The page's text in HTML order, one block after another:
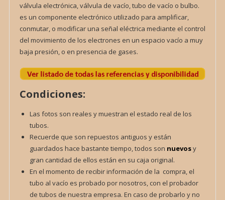
válvula electrónica, válvula de vacío, tubo de vacío o bulbo.
es un componente electrónico utilizado para amplificar,
conmutar, o modificar una señal eléctrica mediante el control
del movimiento de los electrones en un espacio vacío a muy
baja presión, o en presencia de gases.
Condiciones:
Las fotos son reales y muestran el estado real de los
tubos.
Recuerde que son repuestos antiguos y están
guardados hace bastante tiempo, todos son nuevosy
gran cantidad de ellos están en su caja original.
En el momento de recibir información de la compra, el
tubo al vacío es probado por nosotros, con el probador
de tubos de nuestra empresa. En caso de probarlo y no